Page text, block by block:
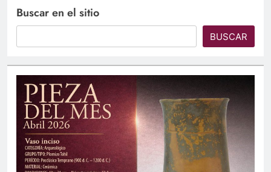
Buscar en el sitio
BUSCAR